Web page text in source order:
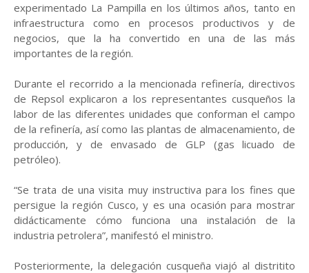
experimentado La Pampilla en los últimos años, tanto en
infraestructura como en procesos productivos y de
negocios, que la ha convertido en una de las más
importantes de la región.
Durante el recorrido a la mencionada refinería, directivos
de Repsol explicaron a los representantes cusqueños la
labor de las diferentes unidades que conforman el campo
de la refinería, así como las plantas de almacenamiento, de
producción, y de envasado de GLP (gas licuado de
petróleo).
“Se trata de una visita muy instructiva para los fines que
persigue la región Cusco, y es una ocasión para mostrar
didácticamente cómo funciona una instalación de la
industria petrolera”, manifestó el ministro.
Posteriormente, la delegación cusqueña viajó al distritito